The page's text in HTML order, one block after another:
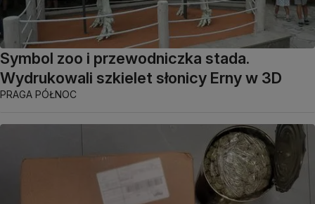
Symbol zoo i przewodniczka stada.
Wydrukowali szkielet słonicy Erny w 3D
PRAGA PÓŁNOC